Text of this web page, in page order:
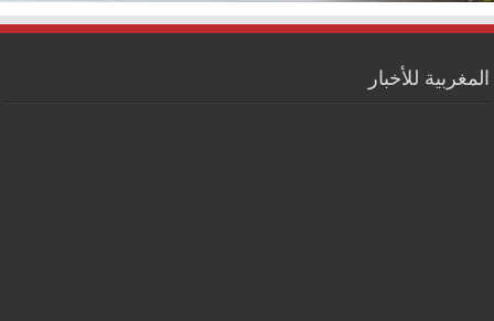
المغربية للأخبار